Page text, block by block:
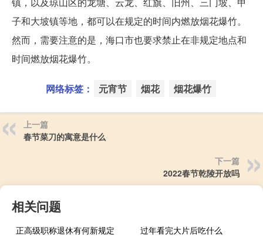
子和大坡镇等地，都可以在规定的时间内燃放烟花爆竹。
然而，需要注意的是，海口市也要求禁止在非规定地点和
时间燃放烟花爆竹。
网络标签： 元宵节 烟花 烟花爆竹
上一篇
春节菜刀的寓意是什么
下一篇
2022春节乾陵开放吗
相关问题
正高级职称退休有何新规定
过年看完大片后吃什么